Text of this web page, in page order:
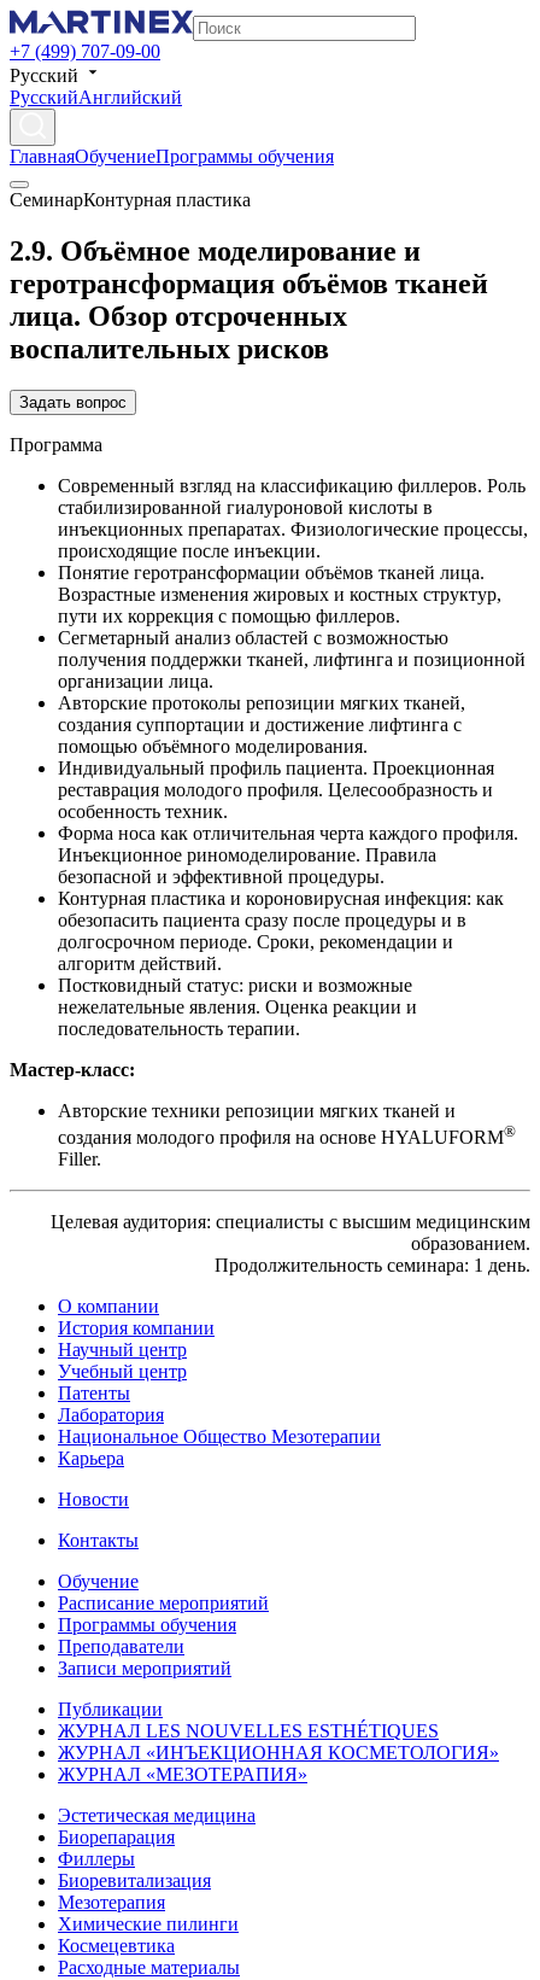
+7 (499) 707-09-00
Русский
РусскийАнглийский
ГлавнаяОбучениеПрограммы обучения
СеминарКонтурная пластика
2.9. Объёмное моделирование и
геротрансформация объёмов тканей
лица. Обзор отсроченных
воспалительных рисков
Задать вопрос
Программа
Современный взгляд на классификацию филлеров. Роль
стабилизированной гиалуроновой кислоты в
инъекционных препаратах. Физиологические процессы,
происходящие после инъекции.
Понятие геротрансформации объёмов тканей лица.
Возрастные изменения жировых и костных структур,
пути их коррекция с помощью филлеров.
Сегметарный анализ областей с возможностью
получения поддержки тканей, лифтинга и позиционной
организации лица.
Авторские протоколы репозиции мягких тканей,
создания суппортации и достижение лифтинга с
помощью объёмного моделирования.
Индивидуальный профиль пациента. Проекционная
реставрация молодого профиля. Целесообразность и
особенность техник.
Форма носа как отличительная черта каждого профиля.
Инъекционное риномоделирование. Правила
безопасной и эффективной процедуры.
Контурная пластика и короновирусная инфекция: как
обезопасить пациента сразу после процедуры и в
долгосрочном периоде. Сроки, рекомендации и
алгоритм действий.
Постковидный статус: риски и возможные
нежелательные явления. Оценка реакции и
последовательность терапии.
Мастер-класс:
Авторские техники репозиции мягких тканей и
создания молодого профиля на основе HYALUFORM®
Filler.
Целевая аудитория: специалисты с высшим медицинским
образованием.
Продолжительность семинара: 1 день.
О компании
История компании
Научный центр
Учебный центр
Патенты
Лаборатория
Национальное Общество Мезотерапии
Карьера
Новости
Контакты
Обучение
Расписание мероприятий
Программы обучения
Преподаватели
Записи мероприятий
Публикации
ЖУРНАЛ LES NOUVELLES ESTHÉTIQUES
ЖУРНАЛ «ИНЪЕКЦИОННАЯ КОСМЕТОЛОГИЯ»
ЖУРНАЛ «МЕЗОТЕРАПИЯ»
Эстетическая медицина
Биорепарация
Филлеры
Биоревитализация
Мезотерапия
Химические пилинги
Космецевтика
Расходные материалы